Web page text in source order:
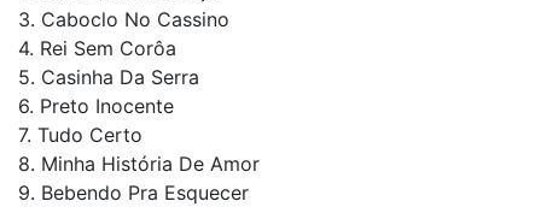
3. Caboclo No Cassino
4. Rei Sem Corôa
5. Casinha Da Serra
6. Preto Inocente
7. Tudo Certo
8. Minha História De Amor
9. Bebendo Pra Esquecer